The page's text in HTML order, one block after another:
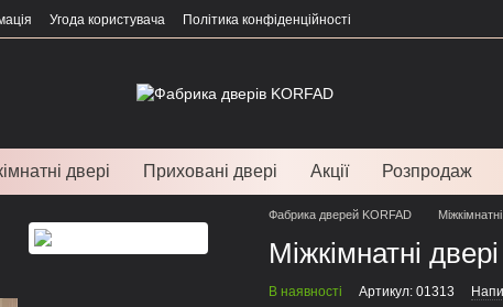
Угода користувача Політика конфіденційності
двері Приховані двері Акції Розпродаж
Фабрика дверей KORFAD
Міжкімнатні
В наявності Артикул: 01313